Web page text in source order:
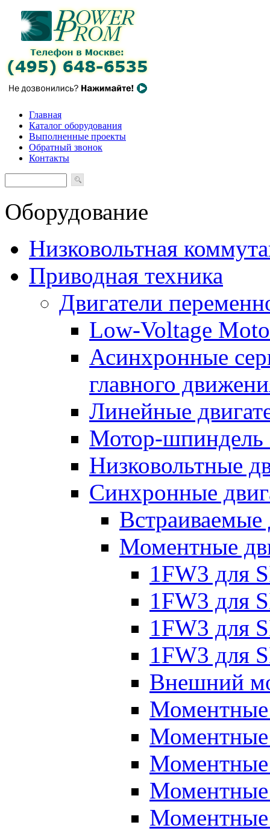
Главная
Каталог оборудования
Выполненные проекты
Обратный звонок
Контакты
Оборудование
Низковольтная
Приводная техника
Двигатели
Low-Voltage
Асинхронные
главного
Линейные
Мотор-шпиндель
Низковольтные
Синхронные
Встраиваемые
Моментные
1FW3 для
1FW3 для
1FW3 для
1FW3 для
Внешний
Моментные
Моментные
Моментные
Моментные
Моментные